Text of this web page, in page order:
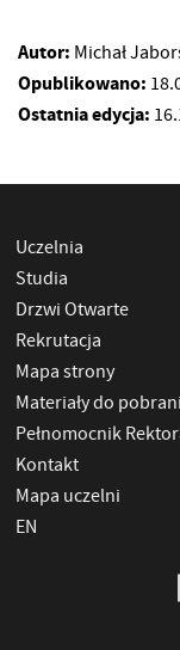
Autor: Michał
Opublikowano:
Ostatnia edycja:
Uczelnia
Studia
Drzwi Otwarte
Rekrutacja
Mapa strony
Materiały do
Pełnomocnik
Kontakt
Mapa uczelni
EN